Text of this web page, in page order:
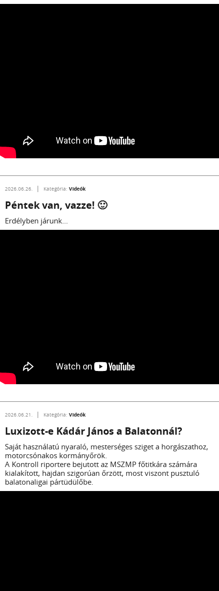
2026.06.26. Kategória: Videók
Péntek van, vazze! 🙂
Erdélyben járunk...
2026.06.21. Kategória: Videók
Luxizott-e Kádár János a Balatonnál?
Saját használatú nyaraló, mesterséges sziget a horgászathoz,
motorcsónakos kormányőrök.
A Kontroll riportere bejutott az MSZMP főtitkára számára
kialakított, hajdan szigorúan őrzött, most viszont pusztuló
balatonaligai pártüdülőbe.